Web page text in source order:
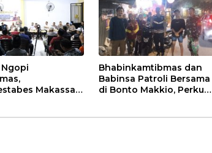
Makassar
Bhabinkamtibmas dan
Babinsa Patroli Bersama
di Bonto Makkio, Perkuat